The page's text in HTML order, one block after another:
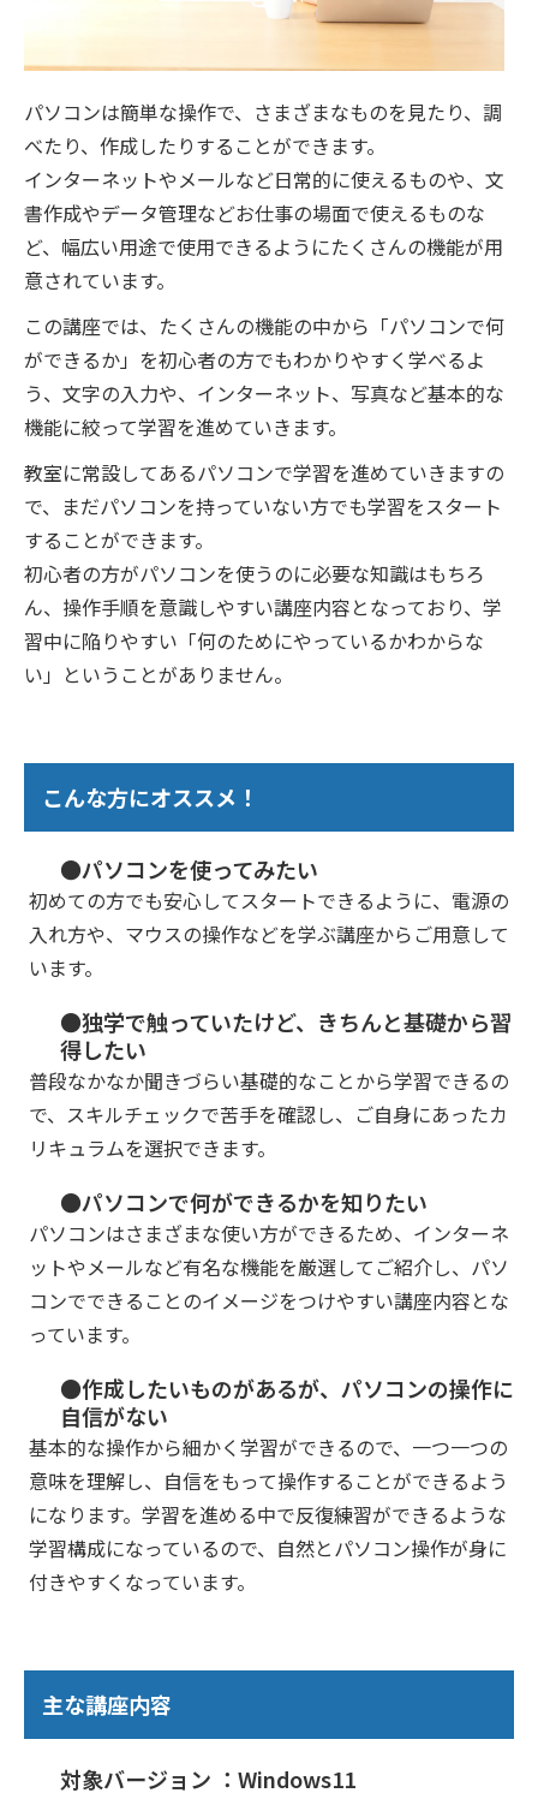
パソコンは簡単な操作で、さまざまなものを見たり、調
べたり、作成したりすることができます。
インターネットやメールなど日常的に使えるものや、文
書作成やデータ管理などお仕事の場面で使えるものな
ど、幅広い用途で使用できるようにたくさんの機能が用
意されています。
この講座では、たくさんの機能の中から「パソコンで何
ができるか」を初心者の方でもわかりやすく学べるよ
う、文字の入力や、インターネット、写真など基本的な
機能に絞って学習を進めていきます。
教室に常設してあるパソコンで学習を進めていきますの
で、まだパソコンを持っていない方でも学習をスタート
することができます。
初心者の方がパソコンを使うのに必要な知識はもちろ
ん、操作手順を意識しやすい講座内容となっており、学
習中に陥りやすい「何のためにやっているかわからな
い」ということがありません。
こんな方にオススメ！
●パソコンを使ってみたい
初めての方でも安心してスタートできるように、電源の
入れ方や、マウスの操作などを学ぶ講座からご用意して
います。
●独学で触っていたけど、きちんと基礎から習
得したい
普段なかなか聞きづらい基礎的なことから学習できるの
で、スキルチェックで苦手を確認し、ご自身にあったカ
リキュラムを選択できます。
●パソコンで何ができるかを知りたい
パソコンはさまざまな使い方ができるため、インターネ
ットやメールなど有名な機能を厳選してご紹介し、パソ
コンでできることのイメージをつけやすい講座内容とな
っています。
●作成したいものがあるが、パソコンの操作に
自信がない
基本的な操作から細かく学習ができるので、一つ一つの
意味を理解し、自信をもって操作することができるよう
になります。学習を進める中で反復練習ができるような
学習構成になっているので、自然とパソコン操作が身に
付きやすくなっています。
主な講座内容
対象バージョン ：Windows11